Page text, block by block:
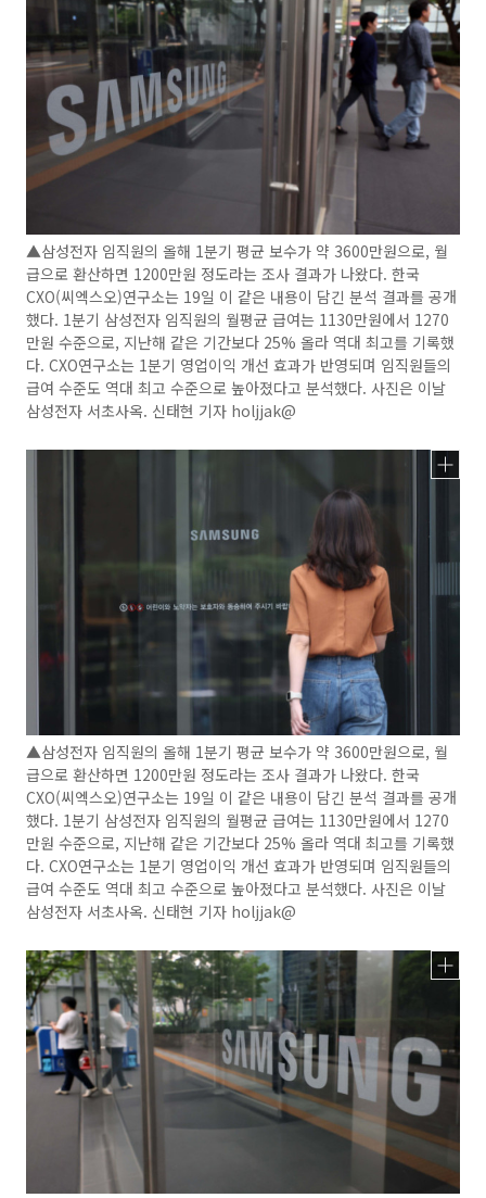
▲삼성전자 임직원의 올해 1분기 평균 보수가 약 3600만원으로, 월
급으로 환산하면 1200만원 정도라는 조사 결과가 나왔다. 한국
CXO(씨엑스오)연구소는 19일 이 같은 내용이 담긴 분석 결과를 공개
했다. 1분기 삼성전자 임직원의 월평균 급여는 1130만원에서 1270
만원 수준으로, 지난해 같은 기간보다 25% 올라 역대 최고를 기록했
다. CXO연구소는 1분기 영업이익 개선 효과가 반영되며 임직원들의
급여 수준도 역대 최고 수준으로 높아졌다고 분석했다. 사진은 이날
삼성전자 서초사옥. 신태현 기자 holjjak@
▲삼성전자 임직원의 올해 1분기 평균 보수가 약 3600만원으로, 월
급으로 환산하면 1200만원 정도라는 조사 결과가 나왔다. 한국
CXO(씨엑스오)연구소는 19일 이 같은 내용이 담긴 분석 결과를 공개
했다. 1분기 삼성전자 임직원의 월평균 급여는 1130만원에서 1270
만원 수준으로, 지난해 같은 기간보다 25% 올라 역대 최고를 기록했
다. CXO연구소는 1분기 영업이익 개선 효과가 반영되며 임직원들의
급여 수준도 역대 최고 수준으로 높아졌다고 분석했다. 사진은 이날
삼성전자 서초사옥. 신태현 기자 holjjak@